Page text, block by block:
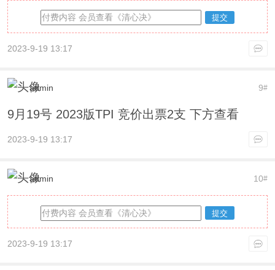
提交
2023-9-19 13:17
9#
admin
9月19号 2023版TPI 竞价出票2支 下方查看
2023-9-19 13:17
10#
admin
提交
2023-9-19 13:17